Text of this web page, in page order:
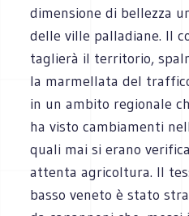
dimensione di bellezza
delle ville palladiane. Il
taglierà il territorio,
la marmellata del
in un ambito regionale
ha visto cambiamenti
quali mai si erano
attenta agricoltura. Il
basso veneto è stato